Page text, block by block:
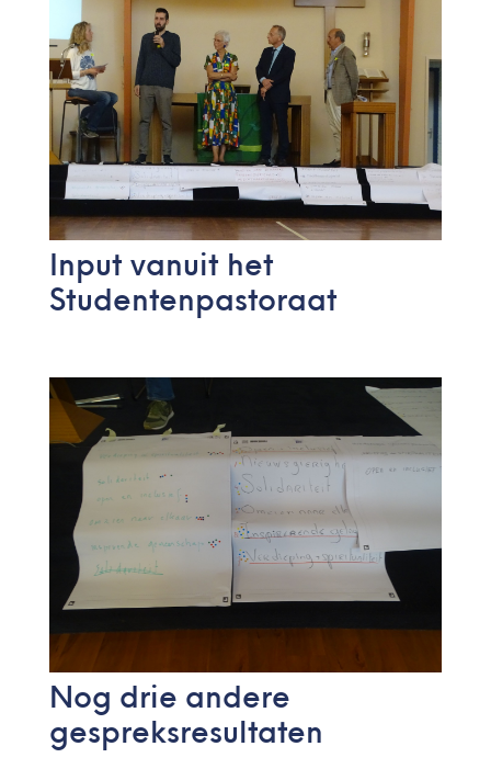
Input vanuit het
Studentenpastoraat
Nog drie andere
gespreksresultaten